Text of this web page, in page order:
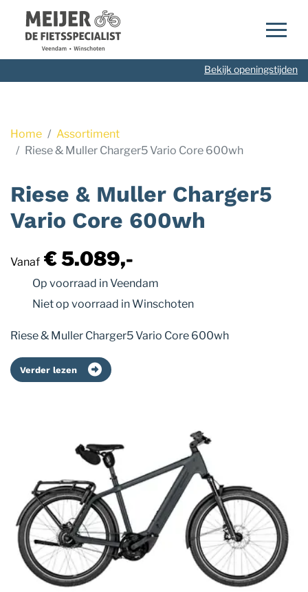
Navigatie
Bekijk openingstijden
Home
Assortiment
Riese & Muller Charger5 Vario Core 600wh
Riese & Muller Charger5
Vario Core 600wh
Vanaf € 5.089,-
Op voorraad in Veendam
Niet op voorraad in Winschoten
Riese & Muller Charger5 Vario Core 600wh
Verder lezen